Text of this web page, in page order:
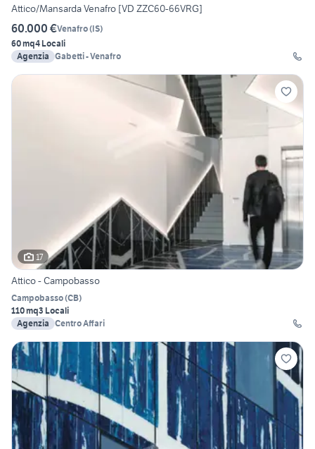
Attico/Mansarda Venafro [VD ZZC60-66VRG]
60.000 €Venafro(IS)
60 mq4 Locali
Agenzia Gabetti - Venafro
17
Attico - Campobasso
Campobasso(CB)
110 mq3 Locali
Agenzia Centro Affari